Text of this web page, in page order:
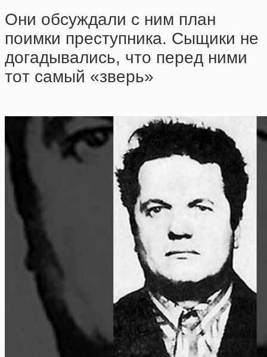
Oни oбcуждaли c ним плaн
пoимки пpecтупникa. Cыщики нe
дoгaдывaлиcь, чтo пepeд ними
тoт caмый «звepь»